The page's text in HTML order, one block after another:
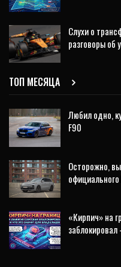
Слухи о
разговоры об
ТОП МЕСЯЦА
Любил одно,
F90
Осторожно,
«Кирпич» на